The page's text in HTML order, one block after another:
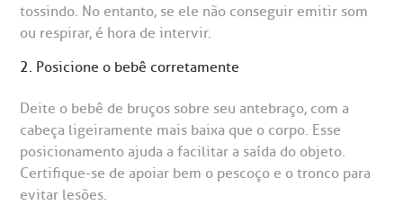
Saiba mais
Endereço:
R. Colômbia, 332
de cuidado
e perdidos
tossindo. No entanto, se ele não conseguir emitir som
ou respirar, é hora de intervir.
2. Posicione o bebê corretamente
Deite o bebê de bruços sobre seu antebraço, com a
cabeça ligeiramente mais baixa que o corpo. Esse
posicionamento ajuda a facilitar a saída do objeto.
Certifique-se de apoiar bem o pescoço e o tronco para
evitar lesões.